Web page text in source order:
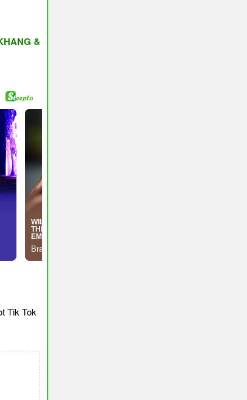
VƯỢNG ♥ Have A Nice Day ♥
Tik Tok